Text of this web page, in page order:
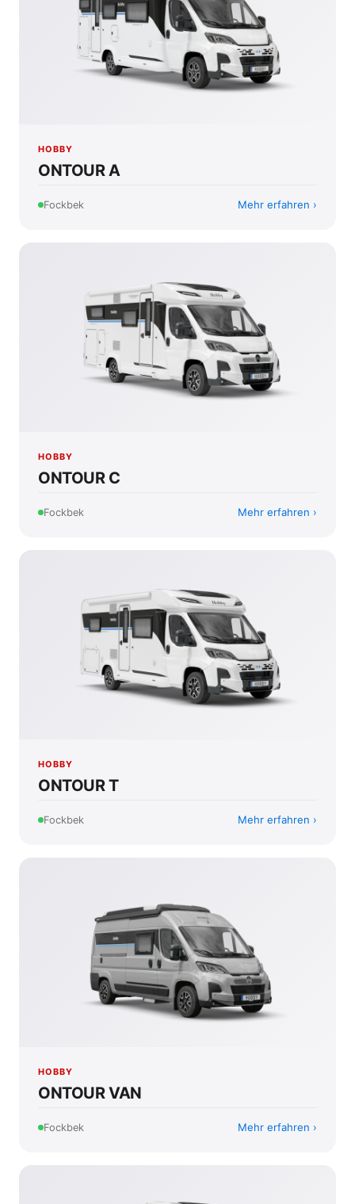
HOBBY
ONTOUR A
Fockbek Mehr erfahren
HOBBY
ONTOUR C
Fockbek Mehr erfahren
HOBBY
ONTOUR T
Fockbek Mehr erfahren
HOBBY
ONTOUR VAN
Fockbek Mehr erfahren